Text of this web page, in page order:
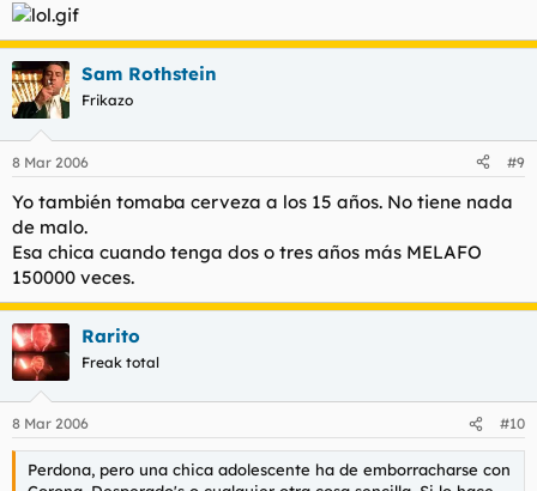
Sam Rothstein
Frikazo
8 Mar 2006 #9
Yo también tomaba cerveza a los 15 años. No tiene nada
de malo.
Esa chica cuando tenga dos o tres años más MELAFO
150000 veces.
Rarito
Freak total
8 Mar 2006 #10
Perdona, pero una chica adolescente ha de emborracharse con